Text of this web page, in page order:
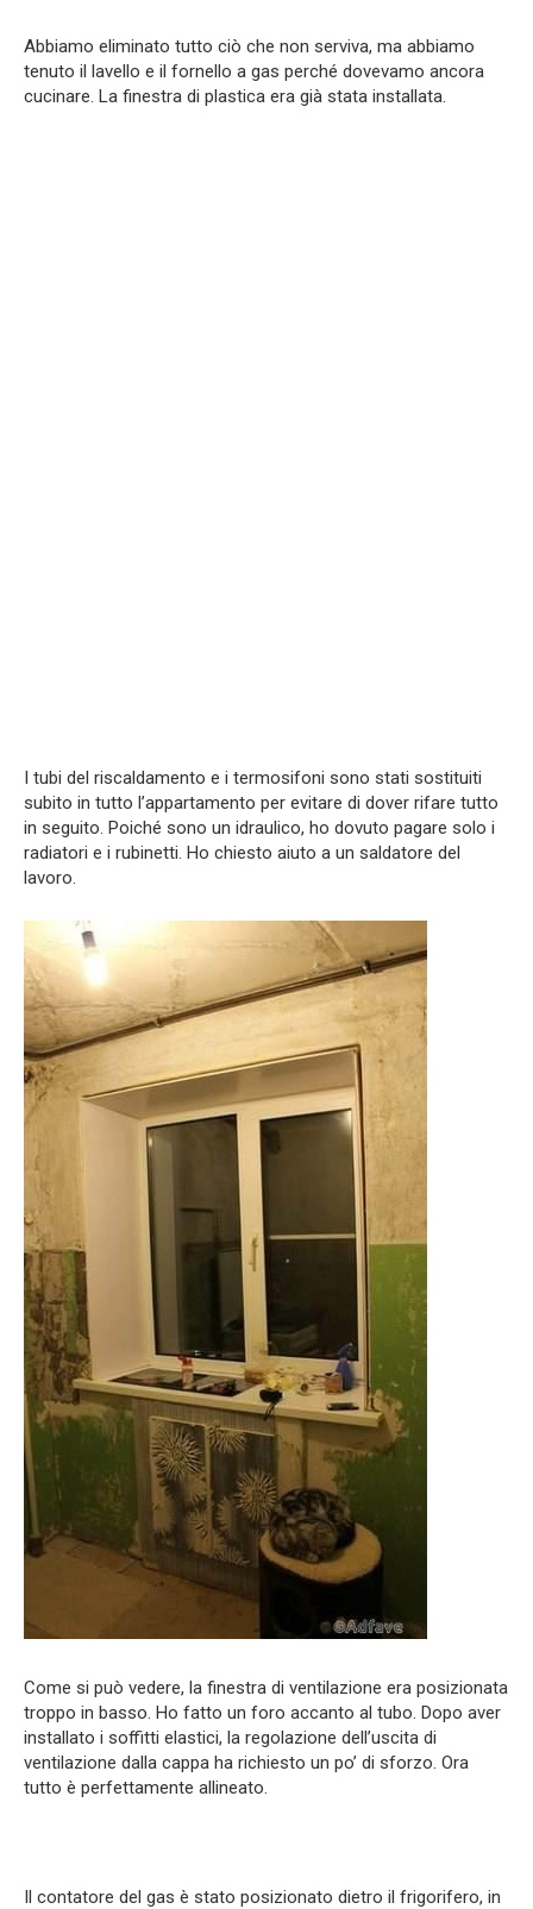
Abbiamo eliminato tutto ciò che non serviva, ma abbiamo
tenuto il lavello e il fornello a gas perché dovevamo ancora
cucinare. La finestra di plastica era già stata installata.
I tubi del riscaldamento e i termosifoni sono stati sostituiti
subito in tutto l’appartamento per evitare di dover rifare tutto
in seguito. Poiché sono un idraulico, ho dovuto pagare solo i
radiatori e i rubinetti. Ho chiesto aiuto a un saldatore del
lavoro.
Come si può vedere, la finestra di ventilazione era posizionata
troppo in basso. Ho fatto un foro accanto al tubo. Dopo aver
installato i soffitti elastici, la regolazione dell’uscita di
ventilazione dalla cappa ha richiesto un po’ di sforzo. Ora
tutto è perfettamente allineato.
Il contatore del gas è stato posizionato dietro il frigorifero, in